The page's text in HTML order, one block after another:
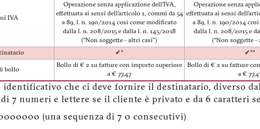
IVA
Operazione senza applicazione dell’IVA,
effettuata ai sensi dell’articolo 1, commi da 54
a 89, l. n. 190/2014 così come modificato
dalla l. n. 208/2015 e dalla l. n. 145/2018
(“Non soggette - altri casi”)
Operazione senza
effettuata ai sensi
a 89, l. n. 190/2014
dalla l. n. 208/2015 e
(“Non soggette -
✔* ✔**
bollo
Bollo di € 2 su fatture con importo superiore
a € 77,47
Bollo di € 2 su fatture
a €
identificativo che ci deve fornire il destinatario, diverso
7 numeri e lettere se il cliente è privato e da 6 caratteri
(una sequenza di 7 0 consecutivi)